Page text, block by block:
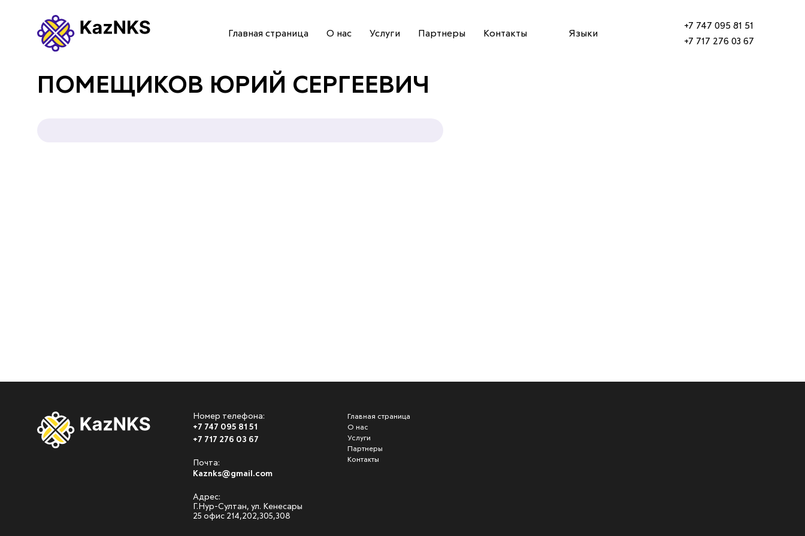
ГЛАВНАЯ СТРАНИЦА
Главная страница О нас Услуги Партнеры Контакты Языки
+7 747 095 81 51
+7 717 276 03 67
ПОМЕЩИКОВ ЮРИЙ СЕРГЕЕВИЧ
Номер телефона:
+7 747 095 81 51
+7 717 276 03 67
Почта:
Kaznks@gmail.com
Адрес:
Г.Нур-Султан, ул. Кенесары
25 офис 214,202,305,308
Главная страница
О нас
Услуги
Партнеры
Контакты